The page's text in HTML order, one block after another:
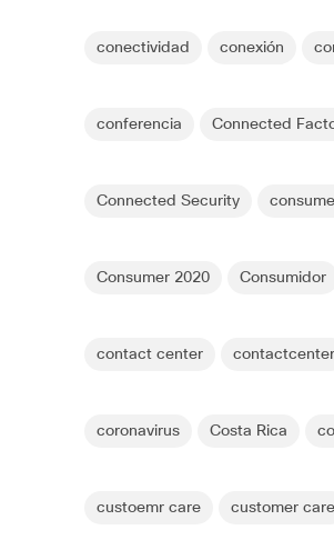
conectividad conexión
conferencia Connected
Connected Security
Consumer 2020 Consumidor
contact center contactcenter
coronavirus Costa Rica
custoemr care customer care